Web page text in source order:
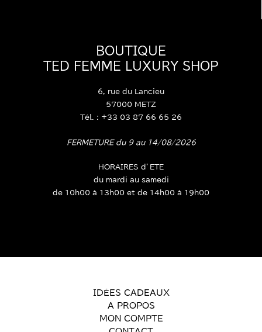
BOUTIQUE
TED FEMME LUXURY SHOP
6, rue du Lancieu
57000 METZ
Tél. : +33 03 87 66 65 26
FERMETURE du 9 au 14/08/2026
HORAIRES d’ETE
du mardi au samedi
de 10h00 à 13h00 et de 14h00 à 19h00
IDÉES CADEAUX
A PROPOS
MON COMPTE